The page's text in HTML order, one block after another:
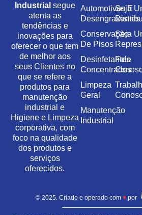
Industrial segue
atenta as
tendências e
inovações para
oferecer o que tem
de melhor aos
seus Clientes no
que se refere a
produtos para
manutenção
industrial e
Higiene e Limpeza
corporativa, com
foco na qualidade
dos produtos e
serviços
oferecidos.
Automotivos E
Desengraxantes
Conservação
De Pisos
Desinfetantes
Concentrados
Limpeza
Geral
Manutenção
Industrial
Seja
Seja
Fale
© 2025. Criado e operado com ♥por